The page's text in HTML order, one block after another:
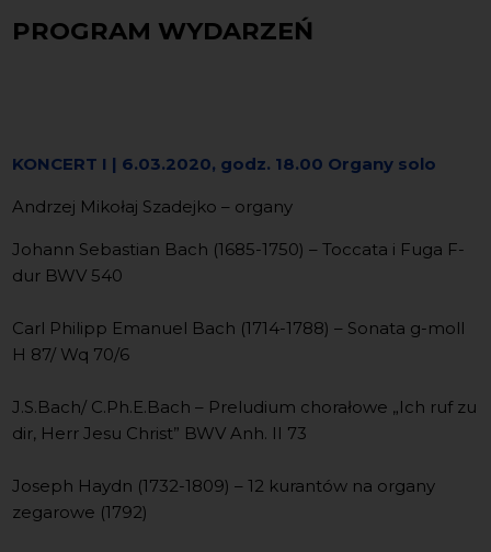
PROGRAM WYDARZEŃ
KONCERT I | 6.03.2020, godz. 18.00 Organy solo
Andrzej Mikołaj Szadejko – organy
Johann Sebastian Bach (1685-1750) – Toccata i Fuga F-
dur BWV 540
Carl Philipp Emanuel Bach (1714-1788) – Sonata g-moll
H 87/ Wq 70/6
J.S.Bach/ C.Ph.E.Bach – Preludium chorałowe „Ich ruf zu
dir, Herr Jesu Christ” BWV Anh. II 73
Joseph Haydn (1732-1809) – 12 kurantów na organy
zegarowe (1792)